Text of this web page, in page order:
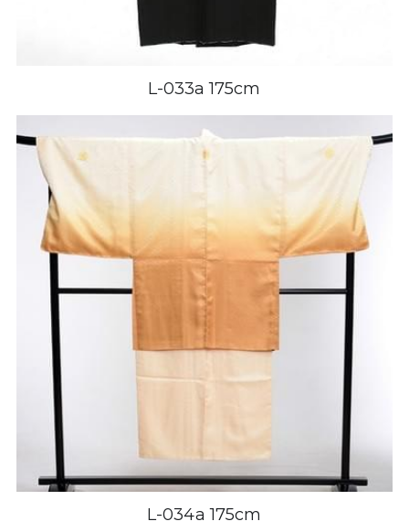
L-033a 175cm
L-034a 175cm